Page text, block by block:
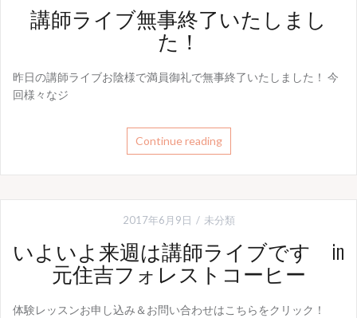
講師ライブ無事終了いたしまし
た！
昨日の講師ライブお陰様で満員御礼で無事終了いたしました！ 今
回様々なジ
Continue reading
2017年6月9日 未分類
いよいよ来週は講師ライブです in
元住吉フォレストコーヒー
体験レッスンお申し込み＆お問い合わせはこちらをクリック！